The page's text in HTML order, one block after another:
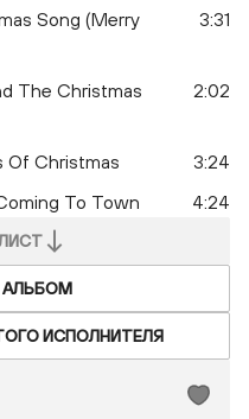
Song (Merry
3:31
The Christmas
2:02
Of Christmas
3:24
To Town 4:24
ИСПОЛНИТЕЛЯ